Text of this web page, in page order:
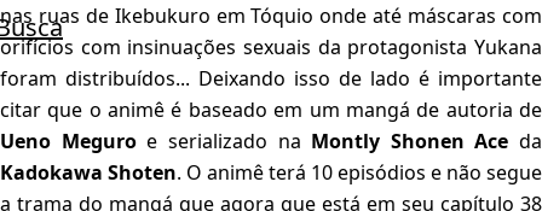
nas ruas de Ikebukuro em Tóquio onde até máscaras com
orifícios com insinuações sexuais da protagonista Yukana
foram distribuídos... Deixando isso de lado é importante
citar que o animê é baseado em um mangá de autoria de
Ueno Meguroe serializado na Montly Shonen Ace da
Kadokawa Shoten. O animê terá 10 episódios e não segue
a trama do mangá que agora que está em seu capítulo 38